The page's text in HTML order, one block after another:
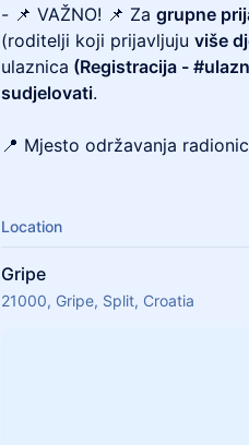
- 📌 VAŽNO! 📌 Za grupne
(roditelji koji prijavljuju više
ulaznica (Registracija -
sudjelovati.
📍 Mjesto održavanja
Location
Gripe
21000, Gripe, Split, Croatia